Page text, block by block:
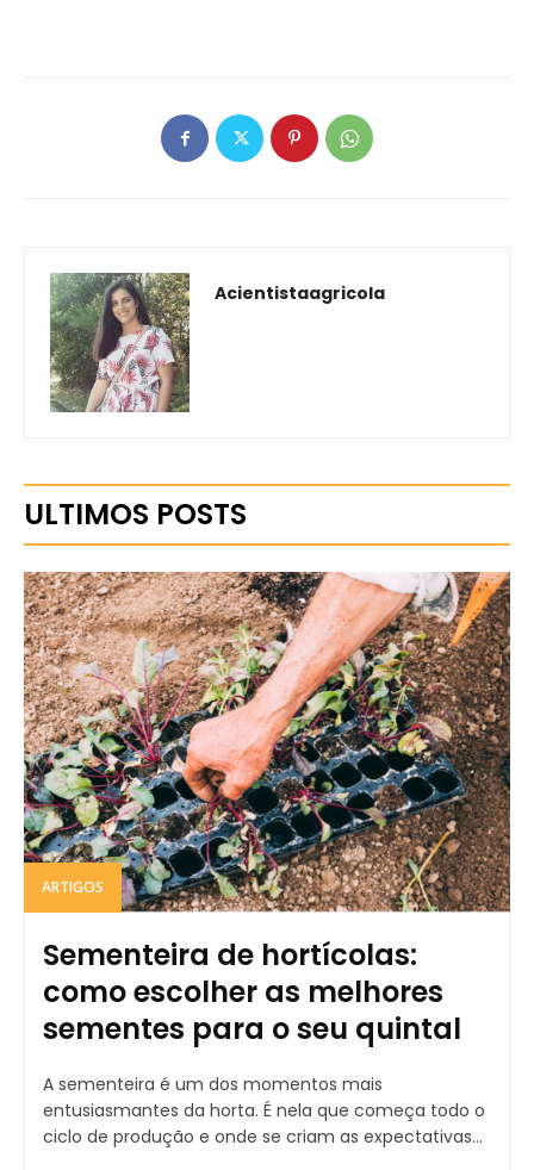
Acientistaagricola
ULTIMOS POSTS
ARTIGOS
Sementeira de hortícolas:
como escolher as melhores
sementes para o seu quintal
A sementeira é um dos momentos mais
entusiasmantes da horta. É nela que começa todo o
ciclo de produção e onde se criam as expectativas...